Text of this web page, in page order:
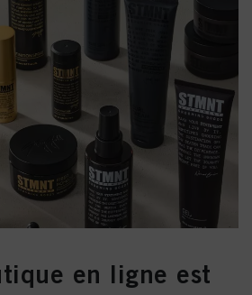
en ligne est
les informations détaillées sur chaque cookie
mes choix » ci-dessous.
choix », vous trouverez plus d’informations
/ l’utilisation de cookies et autorisez une ou
ci-dessus. En cliquant sur « Tout accepter
de cookies ainsi que le traitement de vos
pour l’ensemble des finalités mentionnées ci-
Refuser », seuls les cookies indispensables sur
donner accès à ce site Internet seront utilisés.